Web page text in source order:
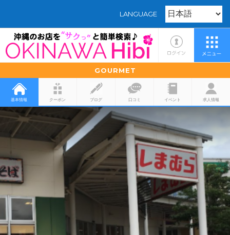
LANGUAGE
GOURMET
基本情報 クーポン ブログ 口コミ イベント 求人情報